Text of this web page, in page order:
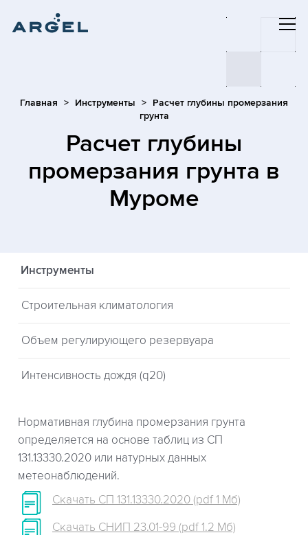
Главная Инструменты
Расчет глубины промерзания
грунта
Расчет глубины
промерзания грунта в
Муроме
Инструменты
Строительная климатология
Объем регулирующего резервуара
Интенсивность дождя (q20)
Нормативная глубина промерзания грунта
определяется на основе таблиц из СП
131.13330.2020 или натурных данных
метеонаблюдений.
Скачать СП 131.13330.2020 (pdf 1 Мб)
Скачать СНИП 23.01-99 (pdf 1.2 Мб)